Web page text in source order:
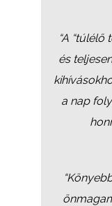
“A
és
a nap